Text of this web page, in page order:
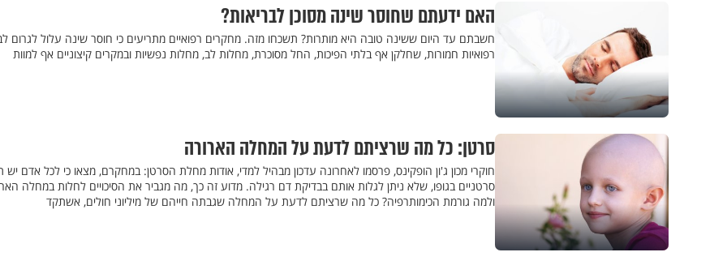
האם ידעתם שחוסר שינה מסוכן לבריאות?
חשבתם עד היום ששינה טובה היא מותרות? תשכחו מזה. מחקרים רפואיים מתריעים כי חוסר שינה עלול לגרום
רפואיות חמורות, שחלקן אף בלתי הפיכות, החל מסוכרת, מחלות לב, מחלות נפשיות ובמקרים קיצוניים אף למוות
סרטן: כל מה שרציתם לדעת על המחלה הארורה
חוקרי מכון ג'ון הופקינס, פרסמו לאחרונה עדכון מבהיל למדי, אודות מחלת הסרטן: במחקרם, מצאו כי לכל אדם יש
סרטניים בגופו, שלא ניתן לגלות אותם בבדיקת דם רגילה. מדוע זה כך, מה מגביר את הסיכויים לחלות במחלה
ולמה גורמת הכימותרפיה? כל מה שרציתם לדעת על המחלה שגבתה חייהם של מיליוני חולים, אשתקד